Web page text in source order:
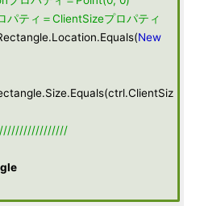
パティ＝ClientSizeプロパティ
New